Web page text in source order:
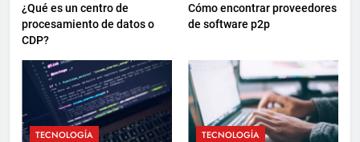
¿Qué es un centro de
procesamiento de datos o
CDP?
Cómo encontrar proveedores
de software p2p
TECNOLOGÍA TECNOLOGÍA